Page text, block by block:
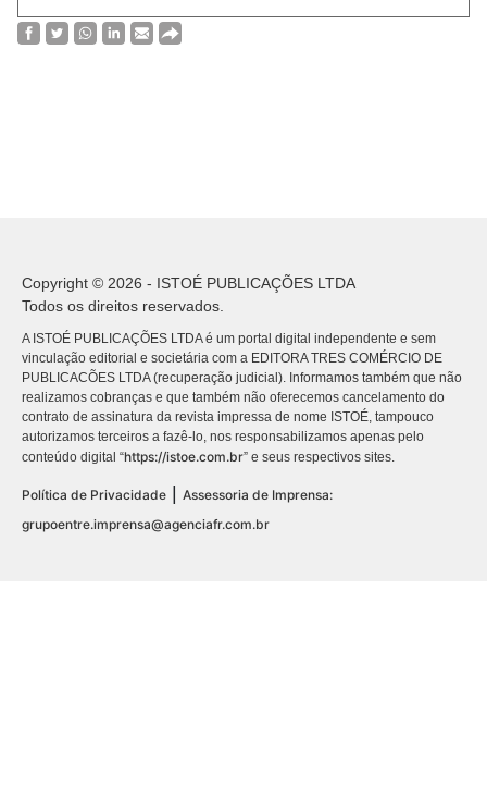
Copyright © 2026 - ISTOÉ PUBLICAÇÕES LTDA
Todos os direitos reservados.
A ISTOÉ PUBLICAÇÕES LTDA é um portal digital independente e sem
vinculação editorial e societária com a EDITORA TRES COMÉRCIO DE
PUBLICACÕES LTDA (recuperação judicial). Informamos também que não
realizamos cobranças e que também não oferecemos cancelamento do
contrato de assinatura da revista impressa de nome ISTOÉ, tampouco
autorizamos terceiros a fazê-lo, nos responsabilizamos apenas pelo
conteúdo digital “https://istoe.com.br” e seus respectivos sites.
Política de Privacidade
Assessoria de Imprensa:
grupoentre.imprensa@agenciafr.com.br